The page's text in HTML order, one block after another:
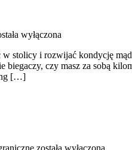
wyłączona
stolicy i rozwijać kondycję
czy masz za sobą
[…]
została wyłączona